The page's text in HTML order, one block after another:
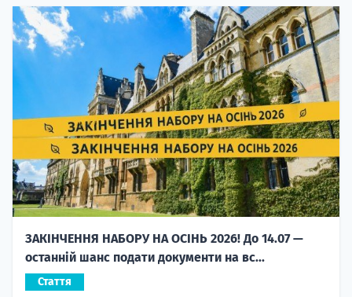
ЗАКІНЧЕННЯ НАБОРУ НА ОСІНЬ 2026! До 14.07 —
останній шанс подати документи на вс...
Стаття